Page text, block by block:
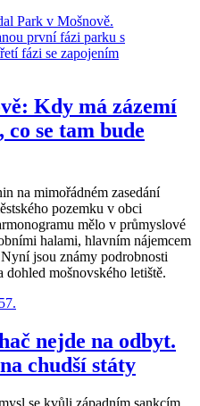
Kdy má zázemí
se tam bude
na mimořádném zasedání
pozemku v obci
mělo v průmyslové
halami, hlavním nájemcem
jsou známy podrobnosti
mošnovského letiště.
nejde na odbyt.
chudší státy